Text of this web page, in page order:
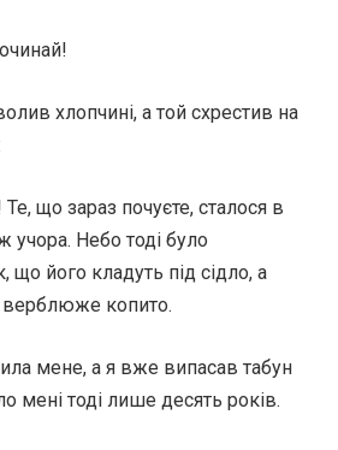
хлопчині, а той схрестив на
що зараз почуєте, сталося в
Небо тоді було
що його кладуть під сідло, а
верблюже копито.
мене, а я вже випасав табун
мені тоді лише десять років.